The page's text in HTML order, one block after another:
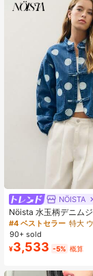
NÖISTA
Nöista 水玉柄デニム
ロッグボタン付き。
ェア、ビジネスカジュ
タイル。
#4 ベストセラー
90+ sold
¥3,533 -5% 概算